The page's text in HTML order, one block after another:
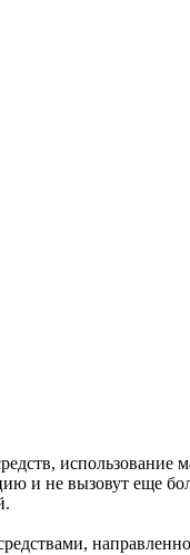
использование
и не вызовут еще